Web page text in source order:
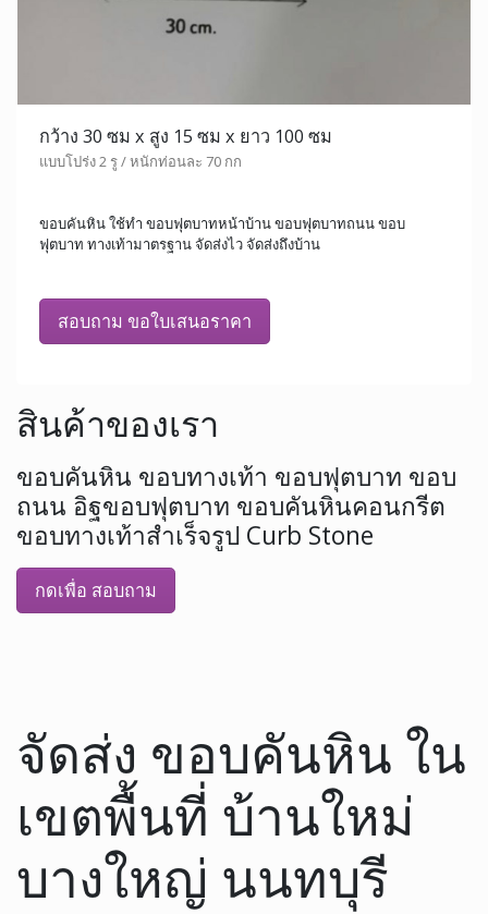
กว้าง 30 ซม x สูง 15 ซม x ยาว 100 ซม
แบบโปร่ง 2 รู / หนักท่อนละ 70 กก
ขอบคันหิน ใช้ทำ ขอบฟุตบาทหน้าบ้าน ขอบฟุตบาทถนน ขอบ
ฟุตบาท ทางเท้ามาตรฐาน จัดส่งไว จัดส่งถึงบ้าน
สอบถาม ขอใบเสนอราคา
สินค้าของเรา
ขอบคันหิน ขอบทางเท้า ขอบฟุตบาท ขอบ
ถนน อิฐขอบฟุตบาท ขอบคันหินคอนกรีต
ขอบทางเท้าสำเร็จรูป Curb Stone
กดเพื่อ สอบถาม
จัดส่ง ขอบคันหิน ใน
เขตพื้นที่ บ้านใหม่
บางใหญ่ นนทบุรี